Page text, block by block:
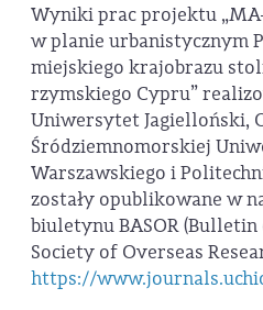
Wyniki prac projektu
w planie urbanistycznym
miejskiego krajobrazu
rzymskiego Cypru”
Uniwersytet Jagielloński,
Śródziemnomorskiej
Warszawskiego i
zostały opublikowane w
biuletynu BASOR
Society of Overseas
https://